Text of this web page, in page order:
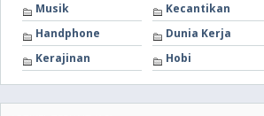
Musik
Kecantikan
Handphone
Dunia Kerja
Kerajinan
Hobi